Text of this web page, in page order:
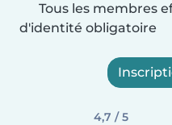
Tous les membres
d'identité obligatoire
4,7 / 5